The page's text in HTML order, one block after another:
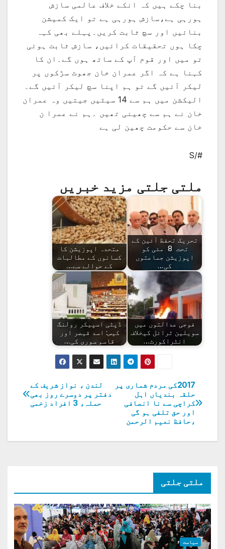
بنا چکے ہیں کہ انکے خلاف عالمی سازش
ہورہی ہے،سازش ہورہی ہے تو ایک کمیشن
بنائیں اور سچ ثابت کریں۔پہلے بھی کہہ
چکا ہوں تحقیقات کرائیں، سازش ثابت ہوئی
تو میں اور قوم آپ کے ساتھ ہوں گے۔ان کا
کہنا ہے کہ اگر عمران خان جھوٹ سڑکوں پر
لیکر آئیں گے تو ہم اپنا سچ لیکر آئیں گے۔
الیکشن میں ہم سے 14 سیٹیں جیتیں وہ عمران
خان نے ہم سے چھینی تھیں ۔ہم نے عمرا ن
خان سے حکومت چھین لی ہے
#/S
ملتی جلتی مزید خبریں
تحریک تحفظ آئین کے
تحت 8 مئی کو
اپوزیشن جماعتوں
کی…
متحدہ اپوزیشن کا
کسانوں کے مطالبات
کے حوالے سے…
فوجی عدالتوں میں
سویلین ٹرائل کیخلاف
انٹراکورٹ…
ڈپٹی اسپیکر رولنگ
کیس: اسد قیصر اور
قاسم سوری کی…
پوسٹوں
کی
نیویگیشن
لندن ، نواز شریف کے
دفتر پر دوسرے روز بھی
حملہ، 3 افراد زخمی
2017کی مردم شماری پر
حلقہ بندیاں اہل
کراچی سے نا انصافی
اور حق تلفی ہو گی
،حافظ نعیم الرحمن
ملتی جلتی
سیاست